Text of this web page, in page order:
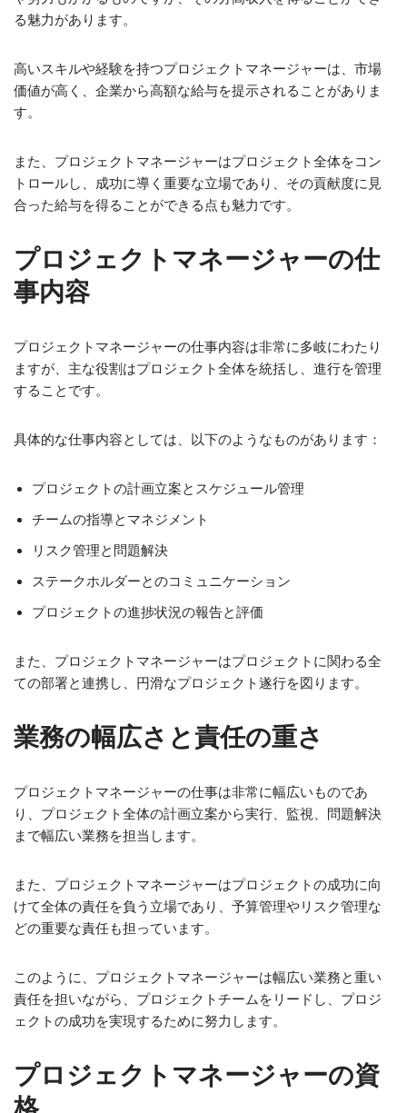
る魅力があります。
高いスキルや経験を持つプロジェクトマネージャーは、市場
価値が高く、企業から高額な給与を提示されることがありま
す。
また、プロジェクトマネージャーはプロジェクト全体をコン
トロールし、成功に導く重要な立場であり、その貢献度に見
合った給与を得ることができる点も魅力です。
プロジェクトマネージャーの仕
事内容
プロジェクトマネージャーの仕事内容は非常に多岐にわたり
ますが、主な役割はプロジェクト全体を統括し、進行を管理
することです。
具体的な仕事内容としては、以下のようなものがあります：
プロジェクトの計画立案とスケジュール管理
チームの指導とマネジメント
リスク管理と問題解決
ステークホルダーとのコミュニケーション
プロジェクトの進捗状況の報告と評価
また、プロジェクトマネージャーはプロジェクトに関わる全
ての部署と連携し、円滑なプロジェクト遂行を図ります。
業務の幅広さと責任の重さ
プロジェクトマネージャーの仕事は非常に幅広いものであ
り、プロジェクト全体の計画立案から実行、監視、問題解決
まで幅広い業務を担当します。
また、プロジェクトマネージャーはプロジェクトの成功に向
けて全体の責任を負う立場であり、予算管理やリスク管理な
どの重要な責任も担っています。
このように、プロジェクトマネージャーは幅広い業務と重い
責任を担いながら、プロジェクトチームをリードし、プロジ
ェクトの成功を実現するために努力します。
プロジェクトマネージャーの資